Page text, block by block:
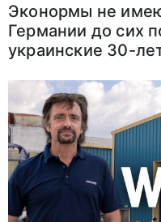
Эконормы не
Германии до сих
украинские 30-